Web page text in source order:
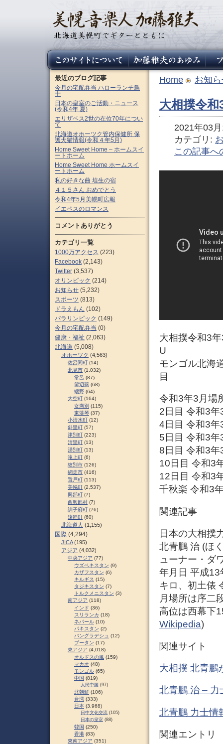
Home お知
大相撲令和
2021年03
カテゴリ:
この記事へ
大相撲令和3
U
モンゴル北海
目
令和3年3月場
2日目 令和3
4日目 令和3年
5日目 令和3
8日目 令和3
10日目 令和3
12日目 令和3
千秋楽 令和3
関連記事
日本の大相撲
北青鵬 治 (ほ
ューナー・ダ
年月日 平成
キロ、初土俵
月場所は序二
高位は西幕下
Wikipedia)
関連サイト
大相撲 北青鵬
北青鵬 治 – 力
北青鵬 力士情
関連エントリ
最近のブログ記事
今月の宅配弁当 ハローランチ鳥
十
日本の皇室のご活動・ニュース
(令和4年 夏)
エリザベス2世の在位70年につい
て
北海道オホーツク管内保健所 保
護犬猫情報(令和４年5月)
Home Sweet Home – ホームスイ
ートホーム
Home Sweet Home ホームスイ
ートホーム
私の好きな曲 埴生の宿
４１５さん おめでとう
令和4年5月美幌町広報
イエペスのロマンス
コメントありがとう
カテゴリ一覧
1000万アクセス (223)
Facebook (2,143)
Twitter (3,537)
オリンピック (214)
お知らせ (5,232)
スポーツ (813)
ドラえもん (102)
パラリンピック (149)
今月の宅配弁当 (0)
健康・福祉 (2,063)
北海道 (5,008)
オホーツク (4,563)
佐呂間町 (14)
北見市 (1,032)
常呂 (87)
留辺蘂 (68)
端野 (64)
大空町 (164)
女満別 (115)
東藻琴 (37)
小清水町 (12)
斜里町 (57)
津別町 (223)
清里町 (13)
湧別町 (13)
滝上町 (6)
紋別市 (126)
網走市 (416)
置戸町 (113)
美幌町 (2,537)
興部町 (7)
西興部村 (7)
訓子府町 (76)
遠軽町 (60)
北海道人 (1,155)
国際 (4,294)
JICA(195)
アジア (4,032)
中央アジア (77)
ウズベキスタン (9)
カザフスタン (6)
キルギス (15)
タジキスタン (7)
トルクメニスタン (3)
南アジア (118)
インド (36)
スリランカ (18)
ネパール (10)
パキスタン (2)
バングラデシュ (12)
ブータン (17)
東アジア (4,018)
オルドスの風 (159)
マカオ (48)
モンゴル (65)
中国 (819)
人民中国 (97)
北朝鮮 (106)
台湾 (333)
日本 (3,968)
日中文化交流 (105)
日本の皇室 (88)
韓国 (250)
香港 (83)
東南アジア (351)